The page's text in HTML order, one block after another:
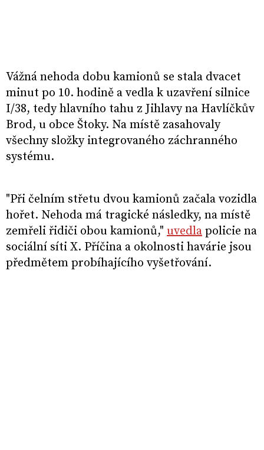
Vážná nehoda dobu kamionů se stala dvacet
minut po 10. hodině a vedla k uzavření silnice
I/38, tedy hlavního tahu z Jihlavy na Havlíčkův
Brod, u obce Štoky. Na místě zasahovaly
všechny složky integrovaného záchranného
systému.
"Při čelním střetu dvou kamionů začala vozidla
hořet. Nehoda má tragické následky, na místě
zemřeli řidiči obou kamionů," uvedla policie na
sociální síti X. Příčina a okolnosti havárie jsou
předmětem probíhajícího vyšetřování.